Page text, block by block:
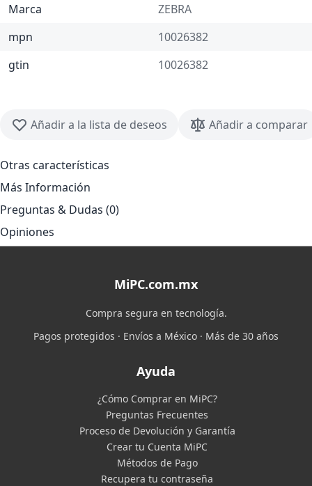
Marca
ZEBRA
mpn
10026382
gtin
10026382
Añadir a la lista de deseos Añadir a comparar
Otras características
Más Información
Preguntas & Dudas (0)
Opiniones
MiPC.com.mx
Compra segura en tecnología.
Pagos protegidos · Envíos a México · Más de 30 años
Ayuda
¿Cómo Comprar en MiPC?
Preguntas Frecuentes
Proceso de Devolución y Garantía
Crear tu Cuenta MiPC
Métodos de Pago
Recupera tu contraseña